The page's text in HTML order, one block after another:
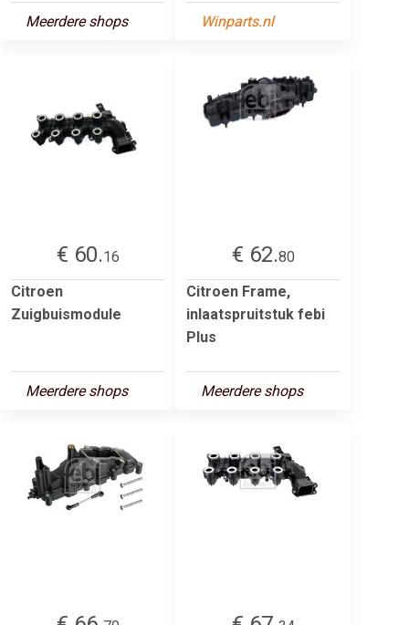
Meerdere shops
Winparts.nl
€ 60.16
Citroen
Zuigbuismodule
Meerdere shops
€ 62.80
Citroen Frame,
inlaatspruitstuk febi
Plus
Meerdere shops